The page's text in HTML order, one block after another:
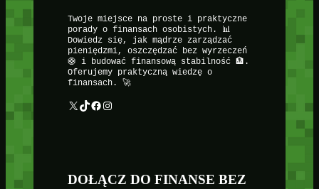
Twoje miejsce na proste i praktyczne
porady o finansach osobistych. 📊
Dowiedz się, jak mądrze zarządzać
pieniędzmi, oszczędzać bez wyrzeczeń
🛟 i budować finansową stabilność 🏦.
Oferujemy praktyczną wiedzę o
finansach. 🚀
X TikTok Facebook Instagram
DOŁĄCZ DO FINANSE BEZ